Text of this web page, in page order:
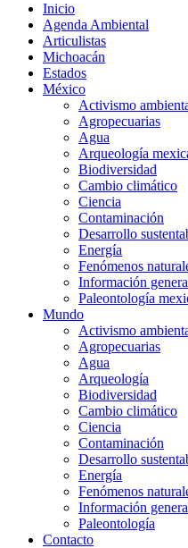
Inicio
Agenda Ambiental
Articulistas
Michoacán
Estados
México
Activismo
Agropecuarias
Agua
Arqueología
Biodiversidad
Cambio climático
Ciencia
Contaminación
Desarrollo
Energía
Fenómenos
Información
Paleontología
Mundo
Activismo
Agropecuarias
Agua
Arqueología
Biodiversidad
Cambio climático
Ciencia
Contaminación
Desarrollo
Energía
Fenómenos
Información
Paleontología
Contacto